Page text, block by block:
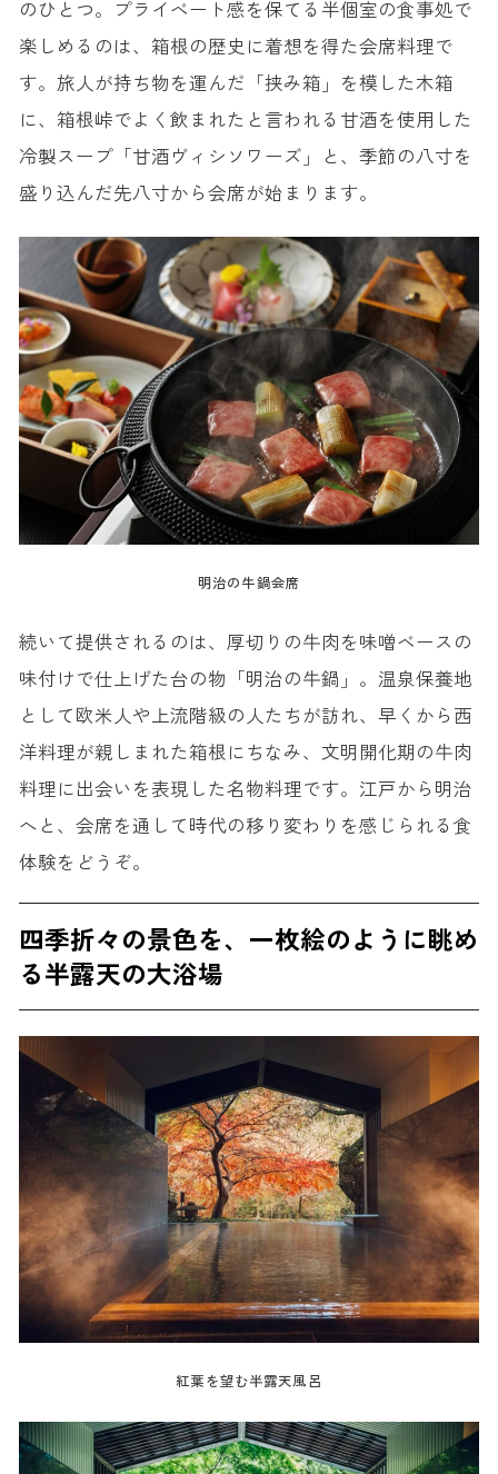
のひとつ。プライベート感を保てる半個室の食事処で
楽しめるのは、箱根の歴史に着想を得た会席料理で
す。旅人が持ち物を運んだ「挟み箱」を模した木箱
に、箱根峠でよく飲まれたと言われる甘酒を使用した
冷製スープ「甘酒ヴィシソワーズ」と、季節の八寸を
盛り込んだ先八寸から会席が始まります。
明治の牛鍋会席
続いて提供されるのは、厚切りの牛肉を味噌ベースの
味付けで仕上げた台の物「明治の牛鍋」。温泉保養地
として欧米人や上流階級の人たちが訪れ、早くから西
洋料理が親しまれた箱根にちなみ、文明開化期の牛肉
料理に出会いを表現した名物料理です。江戸から明治
へと、会席を通して時代の移り変わりを感じられる食
体験をどうぞ。
四季折々の景色を、一枚絵のように眺め
る半露天の大浴場
紅葉を望む半露天風呂